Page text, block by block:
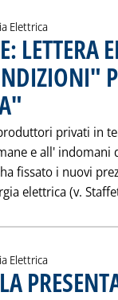
Elettrica
LETTERA
privati in
e all' indomani
fissato i nuovi
elettrica (v.
Elettrica